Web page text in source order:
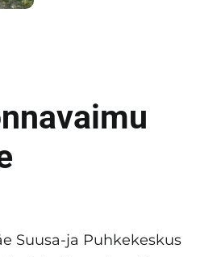
Suusa-ja Puhkekeskus